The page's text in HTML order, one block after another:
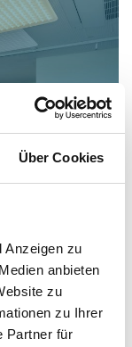
Über Cookies
Anzeigen zu
anbieten
zu
zu Ihrer
Partner für
All-in-